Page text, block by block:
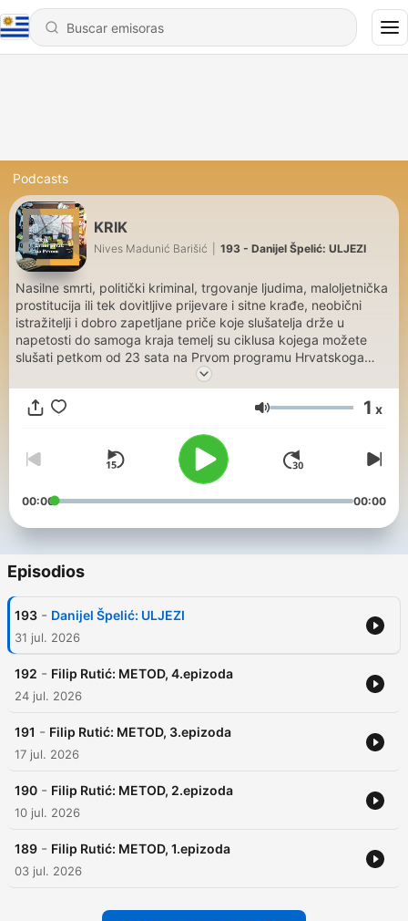
Podcasts
KRIK
Nives Madunić Barišić 193 - Danijel Špelić: ULJEZI
Nasilne smrti, politički kriminal, trgovanje ljudima, maloljetnička
prostitucija ili tek dovitljive prijevare i sitne krađe, neobični
istražitelji i dobro zapetljane priče koje slušatelja drže u
napetosti do samoga kraja temelj su ciklusa kojega možete
slušati petkom od 23 sata na Prvom programu Hrvatskoga
radija te na podcastu emisije onda kada to vama odgovara.
Volumen 1 x
00:00 00:00
Episodios
193 - Danijel Špelić: ULJEZI
31 jul. 2026
192 - Filip Rutić: METOD, 4.epizoda
24 jul. 2026
191 - Filip Rutić: METOD, 3.epizoda
17 jul. 2026
190 - Filip Rutić: METOD, 2.epizoda
10 jul. 2026
189 - Filip Rutić: METOD, 1.epizoda
03 jul. 2026